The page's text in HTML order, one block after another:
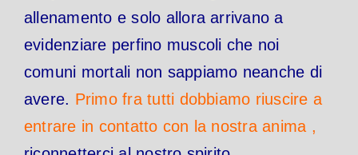
allenamento e solo allora arrivano a
evidenziare perfino muscoli che noi
comuni mortali non sappiamo neanche di
avere. Primo fra tutti dobbiamo riuscire a
entrare in contatto con la nostra anima ,